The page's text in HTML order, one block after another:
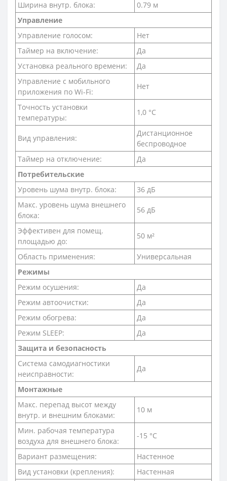
Ширина внутр. блока:
0.79 м
Управление
Управление голосом:
Нет
Таймер на включение:
Да
Установка реального времени:
Да
Управление c мобильного
приложения по Wi-Fi:
Нет
Точность установки
температуры:
1,0 °С
Вид управления:
Дистанционное
беспроводное
Таймер на отключение:
Да
Потребительские
Уровень шума внутр. блока:
36 дБ
Макс. уровень шума внешнего
блока:
56 дБ
Эффективен для помещ.
площадью до:
50 м²
Область применения:
Универсальная
Режимы
Режим осушения:
Да
Режим автоочистки:
Да
Режим обогрева:
Да
Режим SLEEP:
Да
Защита и безопасность
Система самодиагностики
неисправности:
Да
Монтажные
Макс. перепад высот между
внутр. и внешним блоками:
10 м
Мин. рабочая температура
воздуха для внешнего блока:
-15 °С
Вариант размещения:
Настенное
Вид установки (крепления):
Настенная